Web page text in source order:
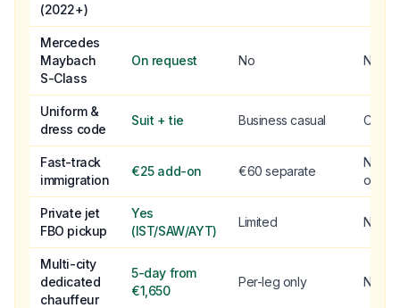
(2022+)
Mercedes
Maybach
S-Class
On request No No
Uniform &
dress code
Suit + tie Business casual Casual
Fast-track
immigration
€25 add-on €60 separate
Not
Private jet
FBO pickup
Yes
(IST/SAW/AYT)
Limited No
Multi-city
dedicated
chauffeur
5-day from
€1,650
Per-leg only No